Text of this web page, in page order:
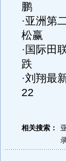
鹏
·亚洲第
松赢
· 国际田
跌
·刘翔最
22
相关搜索：